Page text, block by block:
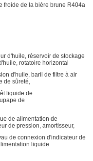
froide de la bière brune R404a
d'huile, réservoir de stockage
rotatoire horizontal
d'huile, baril de filtre à air
de sûreté,
liquide de
de
de alimentation de
de pression, amortisseur,
de connexion d'indicateur de
liquide